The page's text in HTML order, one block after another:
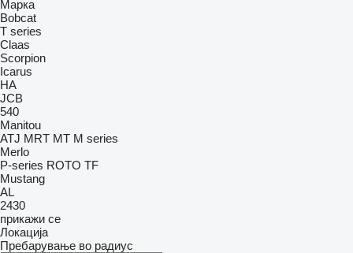
Марка
Bobcat
T series
Claas
Scorpion
Icarus
HA
JCB
540
Manitou
ATJ MRT MT M series
Merlo
P-series ROTO TF
Mustang
AL
2430
прикажи се
Локација
Пребарување во радиус